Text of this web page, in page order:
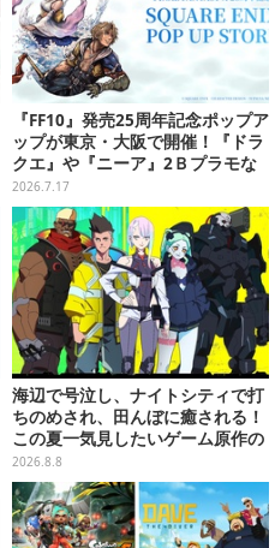
『FF10』発売25周年記念ポップア
ップが東京・大阪で開催！『ドラ
クエ』や『ニーア』2Ｂプラモな
ども販売
2026.7.17
海辺で号泣し、ナイトシティで打
ちのめされ、田んぼに癒される！
この夏一気見したいゲーム原作の
名作アニメ10選を一挙紹介【特
集】
2026.8.8